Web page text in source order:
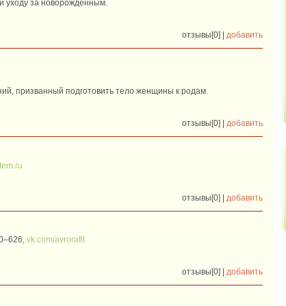
уходу за новорожденным.
отзывы[0] | добавить
призванный подготовить тело женщины к родам.
отзывы[0] | добавить
отзывы[0] | добавить
vk.com/avrorafit
отзывы[0] | добавить